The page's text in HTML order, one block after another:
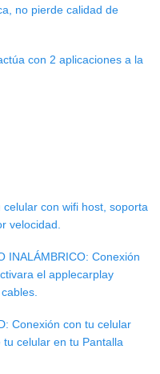
no pierde calidad de
con 2 aplicaciones a la
con wifi host, soporta
velocidad.
INALÁMBRICO: Conexión
el applecarplay
Conexión con tu celular
celular en tu Pantalla